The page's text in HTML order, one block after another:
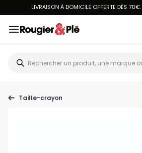
LIVRAISON À DOMICILE OFFERTE DÈS 70€.
Taille-crayon